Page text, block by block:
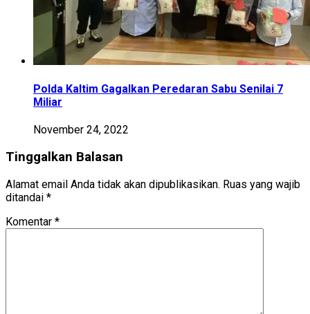
Polda Kaltim Gagalkan Peredaran Sabu Senilai 7
Miliar
November 24, 2022
Tinggalkan Balasan
Alamat email Anda tidak akan dipublikasikan. Ruas yang wajib
ditandai *
Komentar *